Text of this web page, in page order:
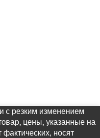
до 19:00, доставка
с резким изменением
цены, указанные на
фактических, носят